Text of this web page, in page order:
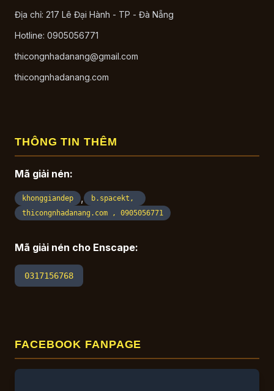
Địa chỉ: 217 Lê Đại Hành - TP - Đà Nẵng
Hotline: 0905056771
thicongnhadanang@gmail.com
thicongnhadanang.com
THÔNG TIN THÊM
Mã giải nén:
khonggiandep ,
b.spacekt,
thicongnhadanang.com , 0905056771
Mã giải nén cho Enscape:
0317156768
FACEBOOK FANPAGE